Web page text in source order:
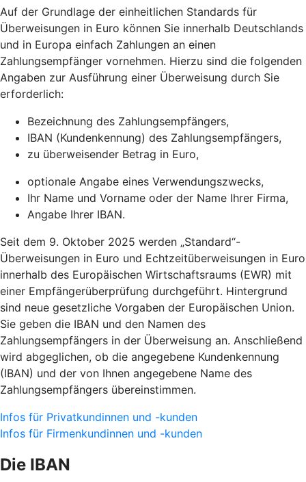
Auf der Grundlage der einheitlichen Standards für
Überweisungen in Euro können Sie innerhalb Deutschlands
und in Europa einfach Zahlungen an einen
Zahlungsempfänger vornehmen. Hierzu sind die folgenden
Angaben zur Ausführung einer Überweisung durch Sie
erforderlich:
Bezeichnung des Zahlungsempfängers,
IBAN (Kundenkennung) des Zahlungsempfängers,
zu überweisender Betrag in Euro,
optionale Angabe eines Verwendungszwecks,
Ihr Name und Vorname oder der Name Ihrer Firma,
Angabe Ihrer IBAN.
Seit dem 9. Oktober 2025 werden „Standard“-
Überweisungen in Euro und Echtzeitüberweisungen in Euro
innerhalb des Europäischen Wirtschaftsraums (EWR) mit
einer Empfängerüberprüfung durchgeführt. Hintergrund
sind neue gesetzliche Vorgaben der Europäischen Union.
Sie geben die IBAN und den Namen des
Zahlungsempfängers in der Überweisung an. Anschließend
wird abgeglichen, ob die angegebene Kundenkennung
(IBAN) und der von Ihnen angegebene Name des
Zahlungsempfängers übereinstimmen.
Infos für Privatkundinnen und -kunden
Infos für Firmenkundinnen und -kunden
Die IBAN